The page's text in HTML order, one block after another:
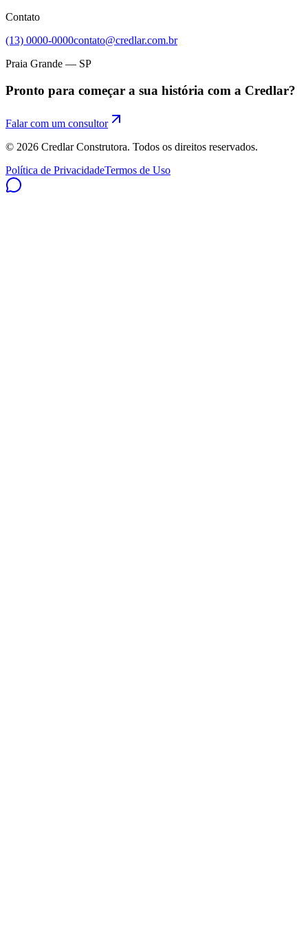
Contato
(13) 0000-0000contato@credlar.com.br
Praia Grande — SP
Pronto para começar a sua história com a Credlar?
Falar com um consultor
© 2026 Credlar Construtora. Todos os direitos reservados.
Política de PrivacidadeTermos de Uso